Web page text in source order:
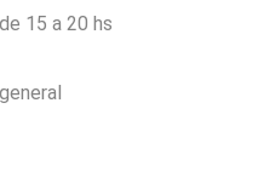
15 a 20 hs